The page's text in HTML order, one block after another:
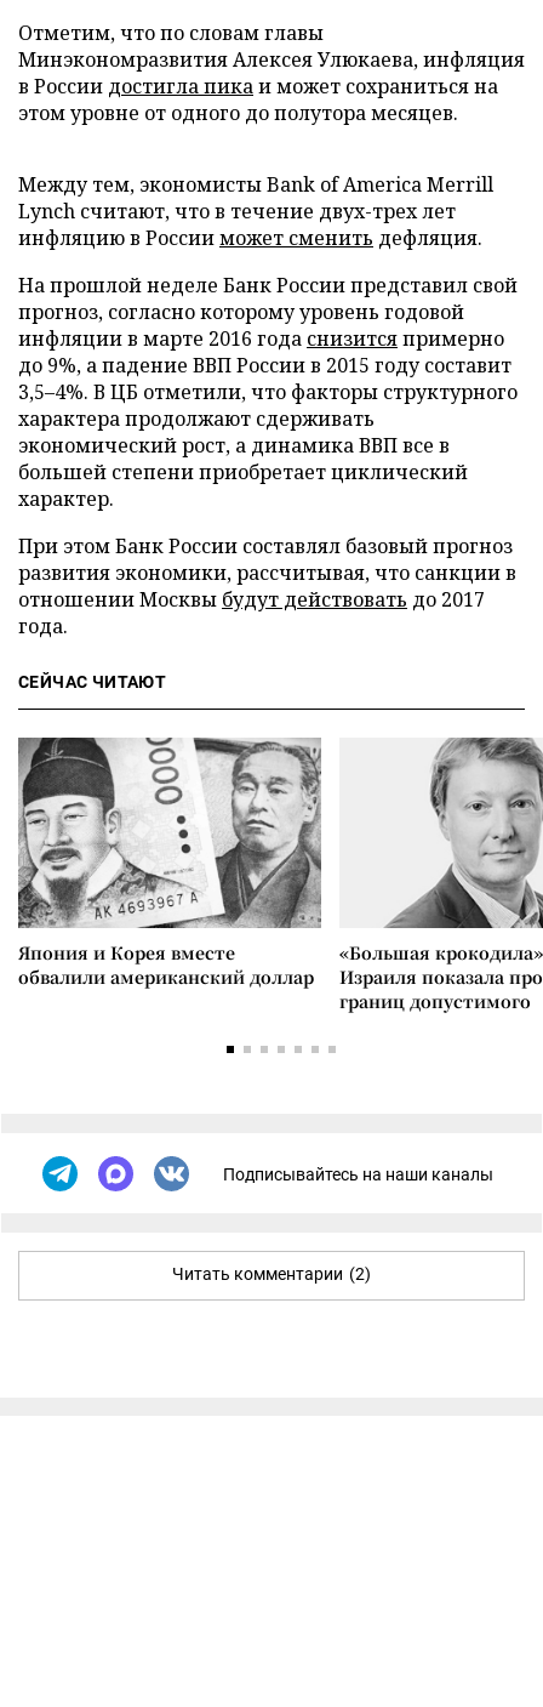
Отметим, что по словам главы
Минэкономразвития Алексея Улюкаева, инфляция
в России достигла пикаи может сохраниться на
этом уровне от одного до полутора месяцев.
Между тем, экономисты Bank of America Merrill
Lynch считают, что в течение двух-трех лет
инфляцию в Россииможет сменить дефляция.
На прошлой неделе Банк России представил свой
прогноз, согласно которому уровень годовой
инфляции в марте 2016 года снизитсяпримерно
до 9%, а падение ВВП России в 2015 году составит
3,5–4%. В ЦБ отметили, что факторы структурного
характера продолжают сдерживать
экономический рост, а динамика ВВП все в
большей степени приобретает циклический
характер.
При этом Банк России составлял базовый прогноз
развития экономики, рассчитывая, что санкции в
отношении Москвы будут действовать до 2017
года.
СЕЙЧАС ЧИТАЮТ
Япония и Корея вместе
обвалили американский доллар
«Большая
Израиля показала
границ допустимого
Подписывайтесь на наши каналы
Читать комментарии (2)